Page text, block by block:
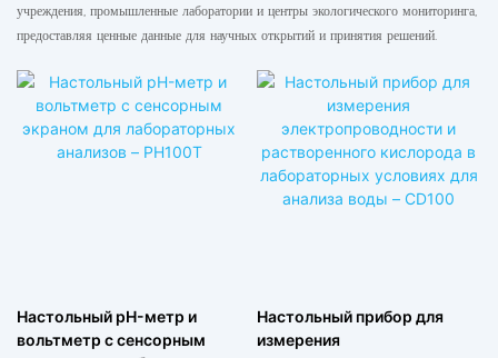
учреждения, промышленные лаборатории и центры экологического мониторинга,
предоставляя ценные данные для научных открытий и принятия решений.
Настольный pH-метр и
вольтметр с сенсорным
Настольный прибор для
измерения